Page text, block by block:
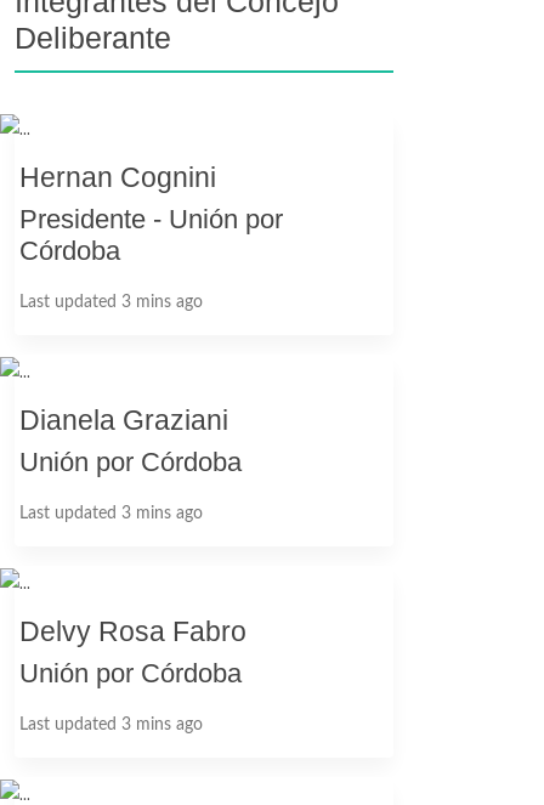
Deliberante
Hernan Cognini
Presidente - Unión por
Córdoba
Last updated 3 mins ago
Dianela Graziani
Unión por Córdoba
Last updated 3 mins ago
Delvy Rosa Fabro
Unión por Córdoba
Last updated 3 mins ago